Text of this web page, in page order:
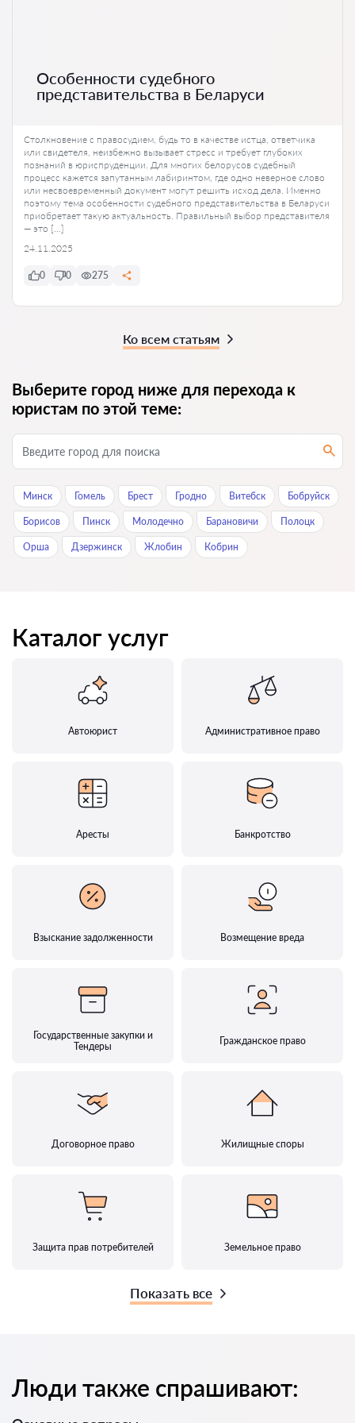
Особенности судебного
представительства в Беларуси
Столкновение с правосудием, будь то в качестве истца, ответчика
или свидетеля, неизбежно вызывает стресс и требует глубоких
познаний в юриспруденции. Для многих белорусов судебный
процесс кажется запутанным лабиринтом, где одно неверное слово
или несвоевременный документ могут решить исход дела. Именно
поэтому тема особенности судебного представительства в Беларуси
приобретает такую актуальность. Правильный выбор представителя
— это […]
24.11.2025
0 0 275
Ко всем статьям
Выберите город ниже для перехода к
юристам по этой теме:
Минск Гомель Брест Гродно Витебск Бобруйск
Борисов Пинск Молодечно Барановичи Полоцк
Орша Дзержинск Жлобин Кобрин
Каталог услуг
Автоюрист Административное право
Аресты Банкротство
Взыскание задолженности Возмещение вреда
Государственные закупки и
Тендеры
Гражданское право
Договорное право Жилищные споры
Защита прав потребителей Земельное право
Показать все
Люди также спрашивают: